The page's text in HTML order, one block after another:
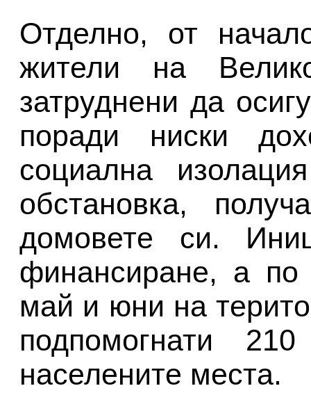
Отделно, от
жители на
затруднени да
поради ниски
социална
обстановка,
домовете си.
финансиране, а
май и юни на
подпомогнати
населените места.